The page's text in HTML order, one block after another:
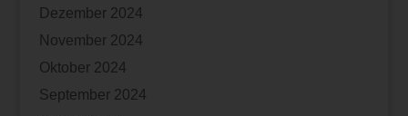
Dezember 2024
November 2024
Oktober 2024
September 2024